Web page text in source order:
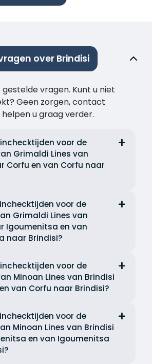
over Brindisi
vragen. Kunt u niet
Geen zorgen, contact
u graag verder.
voor de
Grimaldi Lines van
Corfu en van Corfu naar
voor de
Grimaldi Lines van
Igoumenitsa en van
naar Brindisi?
voor de
Minoan Lines van Brindisi
van Corfu naar Brindisi?
voor de
Minoan Lines van Brindisi
en van Igoumenitsa